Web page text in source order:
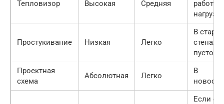
Тепловизор Высокая Средняя
нагрузке
Простукивание Низкая Легко
В
стенах с
Проектная
схема
Абсолютная Легко
В
Если